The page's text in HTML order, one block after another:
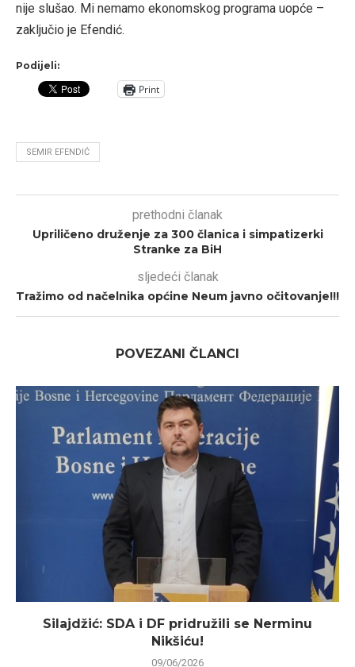
nije slušao. Mi nemamo ekonomskog programa uopće –
zaključio je Efendić.
Podijeli:
Print
SEMIR EFENDIĆ
prethodni članak
Upriličeno druženje za 300 članica i simpatizerki
Stranke za BiH
sljedeći članak
Tražimo od načelnika općine Neum javno očitovanje!!!
POVEZANI ČLANCI
Silajdžić: SDA i DF pridružili se Nerminu
Nikšiću!
09/06/2026